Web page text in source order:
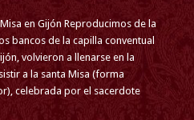
en Gijón Reproducimos de la
bancos de la capilla conventual
volvieron a llenarse en la
a la santa Misa (forma
celebrada por el sacerdote